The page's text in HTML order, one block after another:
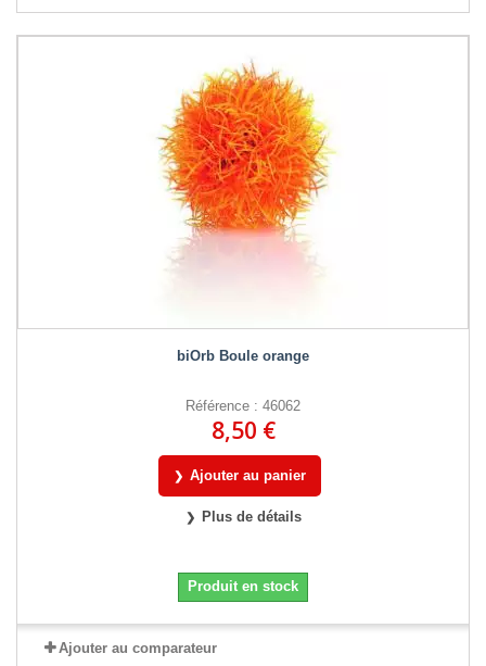
biOrb Boule orange
Référence : 46062
8,50 €
Ajouter au panier
Plus de détails
Produit en stock
Ajouter au comparateur